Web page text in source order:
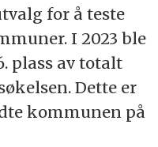
for å teste
I 2023 ble
plass av totalt
Dette er
kommunen på